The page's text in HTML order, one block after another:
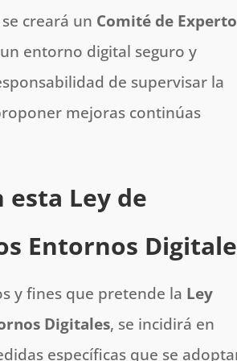
creará un Comité de
entorno digital seguro y
de supervisar la
mejoras continúas
Ley de
Entornos
y fines que pretende la Ley
Digitales, se incidirá en
específicas que se